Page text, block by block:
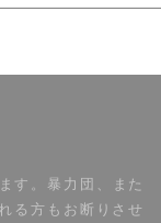
す。暴力団、また
る方もお断りさせ